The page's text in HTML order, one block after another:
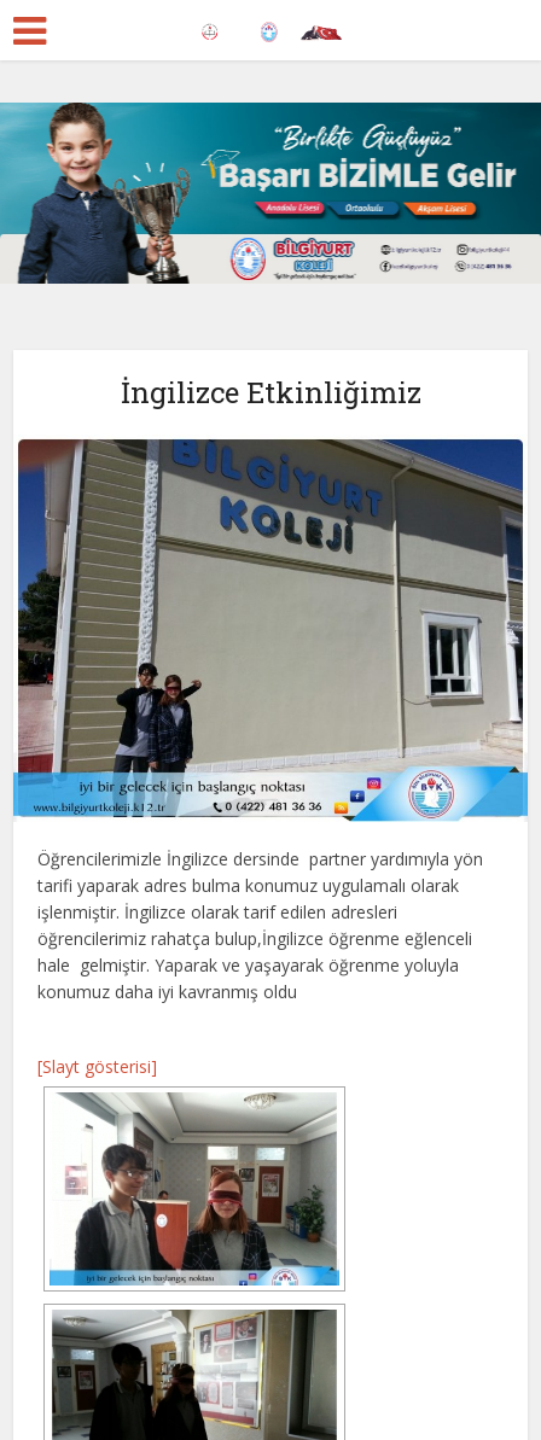
İngilizce Etkinliğimiz
Öğrencilerimizle İngilizce dersinde partner yardımıyla yön
tarifi yaparak adres bulma konumuz uygulamalı olarak
işlenmiştir. İngilizce olarak tarif edilen adresleri
öğrencilerimiz rahatça bulup,İngilizce öğrenme eğlenceli
hale gelmiştir. Yaparak ve yaşayarak öğrenme yoluyla
konumuz daha iyi kavranmış oldu
[Slayt gösterisi]